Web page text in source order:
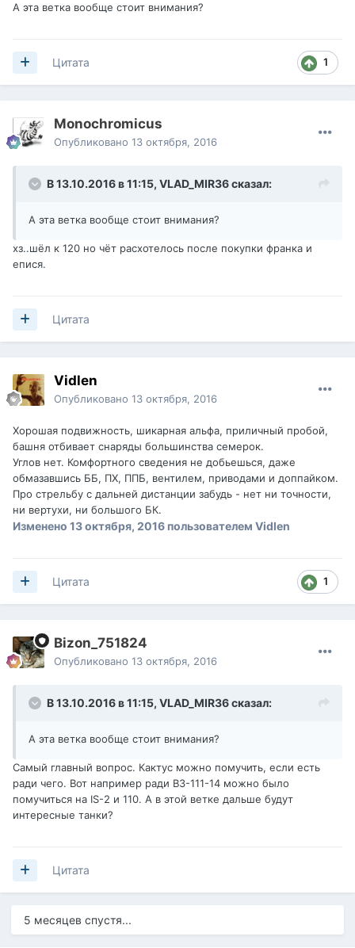
А эта ветка вообще стоит внимания?
1
Цитата
Monochromicus
Опубликовано 13 октября, 2016
В 13.10.2016 в 11:15, VLAD_MIR36сказал:
А эта ветка вообще стоит внимания?
хз..шёл к 120 но чёт расхотелось после покупки франка и
епися.
Цитата
Vidlen
Опубликовано 13 октября, 2016
Хорошая подвижность, шикарная альфа, приличный пробой,
башня отбивает снаряды большинства семерок.
Углов нет. Комфортного сведения не добьешься, даже
обмазавшись ББ, ПХ, ППБ, вентилем, приводами и доппайком.
Про стрельбу с дальней дистанции забудь - нет ни точности,
ни вертухи, ни большого БК.
Изменено 13 октября, 2016 пользователем Vidlen
1
Цитата
Bizon_751824
Опубликовано 13 октября, 2016
В 13.10.2016 в 11:15, VLAD_MIR36сказал:
А эта ветка вообще стоит внимания?
Самый главный вопрос. Кактус можно помучить, если есть
ради чего. Вот например ради ВЗ-111-14 можно было
помучиться на IS-2 и 110. А в этой ветке дальше будут
интересные танки?
Цитата
5 месяцев спустя...